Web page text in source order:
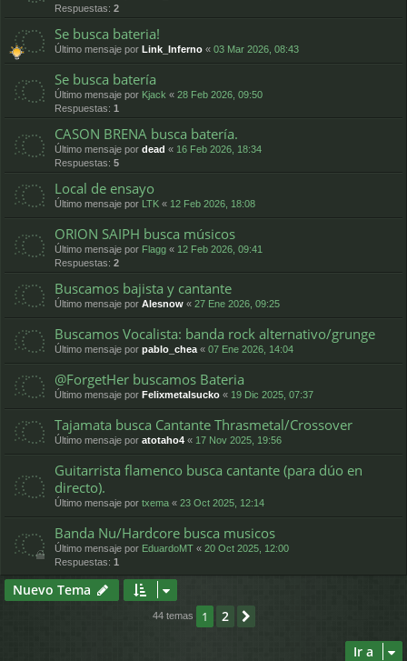
Respuestas: 2
Se busca bateria!
Último mensaje por Link_Inferno « 03 Mar 2026, 08:43
Se busca batería
Último mensaje por Kjack « 28 Feb 2026, 09:50
Respuestas: 1
CASON BRENA busca batería.
Último mensaje por dead « 16 Feb 2026, 18:34
Respuestas: 5
Local de ensayo
Último mensaje por LTK « 12 Feb 2026, 18:08
ORION SAIPH busca músicos
Último mensaje por Flagg « 12 Feb 2026, 09:41
Respuestas: 2
Buscamos bajista y cantante
Último mensaje por Alesnow « 27 Ene 2026, 09:25
Buscamos Vocalista: banda rock alternativo/grunge
Último mensaje por pablo_chea « 07 Ene 2026, 14:04
@ForgetHer buscamos Bateria
Último mensaje por Felixmetalsucko « 19 Dic 2025, 07:37
Tajamata busca Cantante Thrasmetal/Crossover
Último mensaje por atotaho4 « 17 Nov 2025, 19:56
Guitarrista flamenco busca cantante (para dúo en
directo).
Último mensaje por txema « 23 Oct 2025, 12:14
Banda Nu/Hardcore busca musicos
Último mensaje por EduardoMT « 20 Oct 2025, 12:00
Respuestas: 1
Nuevo Tema
44 temas 1 2
Ir a